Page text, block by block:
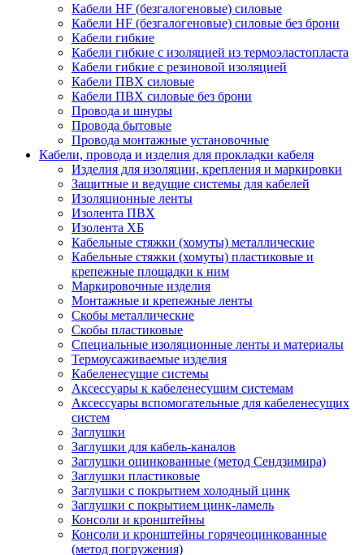
Кабели HF (безгалогеновые) силовые
Кабели HF (безгалогеновые) силовые без брони
Кабели гибкие
Кабели гибкие с изоляцией из термоэластопласта
Кабели гибкие с резиновой изоляцией
Кабели ПВХ силовые
Кабели ПВХ силовые без брони
Провода и шнуры
Провода бытовые
Провода монтажные установочные
Кабели, провода и изделия для прокладки кабеля
Изделия для изоляции, крепления и маркировки
Защитные и ведущие системы для кабелей
Изоляционные ленты
Изолента ПВХ
Изолента ХБ
Кабельные стяжки (хомуты) металлические
Кабельные стяжки (хомуты) пластиковые и
крепежные площадки к ним
Маркировочные изделия
Монтажные и крепежные ленты
Скобы металлические
Скобы пластиковые
Специальные изоляционные ленты и материалы
Термоусаживаемые изделия
Кабеленесущие системы
Аксессуары к кабеленесущим системам
Аксессуары вспомогательные для кабеленесущих
систем
Заглушки
Заглушки для кабель-каналов
Заглушки оцинкованные (метод Сендзимира)
Заглушки пластиковые
Заглушки с покрытием холодный цинк
Заглушки с покрытием цинк-ламель
Консоли и кронштейны
Консоли и кронштейны горячеоцинкованные
(метод погружения)